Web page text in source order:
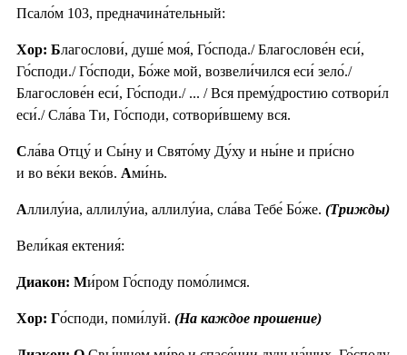
Псало́м 103, предначина́тельный:
Хор: Благослови́, душе́ моя́, Го́спода./ Благослове́н еси́,
Го́споди./ Го́споди, Бо́же мой, возвели́чился еси́ зело́./
Благослове́н еси́, Го́споди./ ... / Вся прему́дростию сотвори́л
еси́./ Сла́ва Ти, Го́споди, сотвори́вшему вся.
Сла́ва Отцу́ и Сы́ну и Свято́му Ду́ху и ны́не и при́сно
и во ве́ки веко́в. Ами́нь.
Аллилу́иа, аллилу́иа, аллилу́иа, сла́ва Тебе́ Бо́же. (Трижды)
Вели́кая ектения́:
Диакон: Ми́ром Го́споду помо́лимся.
Хор: Го́споди, поми́луй. (На каждое прошение)